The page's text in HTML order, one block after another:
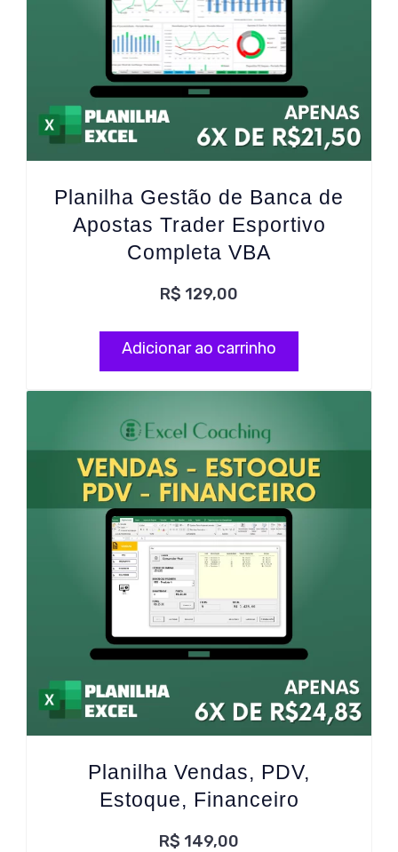
Planilha Gestão de Banca de
Apostas Trader Esportivo
Completa VBA
R$ 129,00
Adicionar ao carrinho
Planilha Vendas, PDV,
Estoque, Financeiro
R$ 149,00